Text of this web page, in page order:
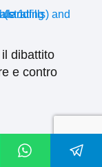
dibattito
e contro